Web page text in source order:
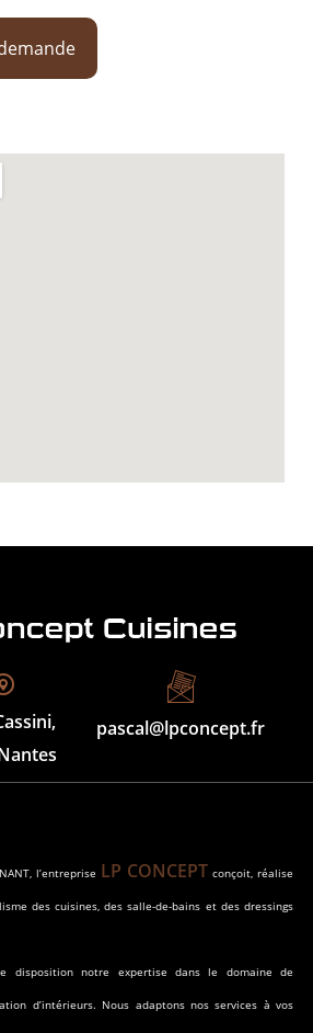
pascal@lpconcept.fr
l’entreprise LP CONCEPT conçoit, réalise
des cuisines, des salle-de-bains et des dressings
disposition notre expertise dans le domaine de
d’intérieurs. Nous adaptons nos services à vos